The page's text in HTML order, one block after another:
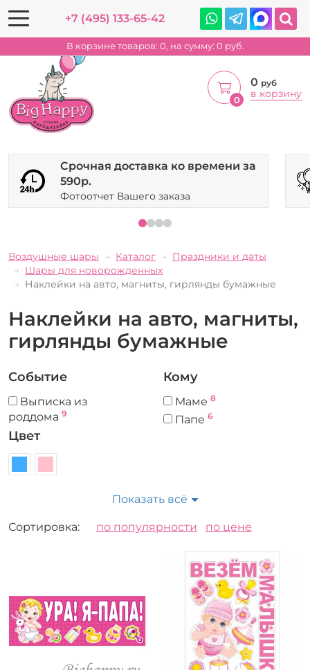
+7 (495) 133-65-42
В корзине товаров: 0, на сумму: 0 руб.
0
0 руб
в корзину
Срочная доставка ко времени за
590р.
Фотоотчет Вашего заказа
Воздушные шары Каталог
Праздники и даты
Шары для новорожденных
Наклейки на авто, магниты, гирлянды бумажные
Наклейки на авто, магниты,
гирлянды бумажные
Событие
Выписка из
роддома 9
Кому
Маме 8
Папе 6
Цвет
Показать всё
Сортировка: по популярности по цене